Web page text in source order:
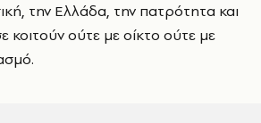
την Ελλάδα, την πατρότητα και
κοιτούν ούτε με οίκτο ούτε με